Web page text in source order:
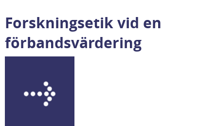
Forskningsetik vid en
förbandsvärdering